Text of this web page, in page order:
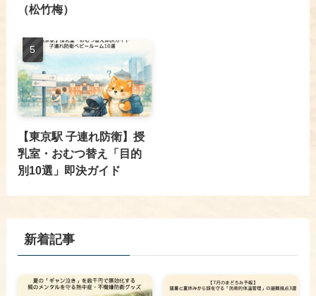
（松竹梅）
【東京駅 子連れ防衛】授
乳室・おむつ替え「目的
別10選」即決ガイド
新着記事